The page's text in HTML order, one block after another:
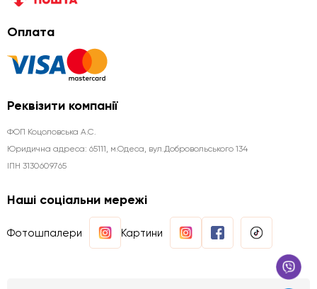
Оплата
Реквізити компанії
ФОП Коцоловська А.С.
Юридична aдреса: 65111, м.Одеса, вул.Добровольського 134
ІПН 3130609765
Наші соціальни мережі
Фотошпалери Картини